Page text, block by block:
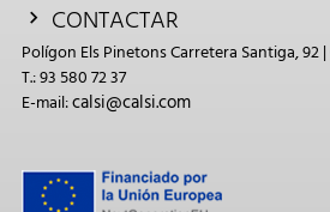
CONTACTAR
Polígon Els Pinetons Carretera Santiga, 92
T.: 93 580 72 37
E-mail:calsi@calsi.com